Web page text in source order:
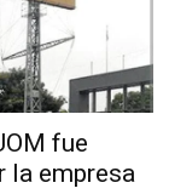
fue
la empresa